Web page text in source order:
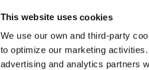
This website uses cookies
We use our own and third-party
to optimize our marketing
advertising and analytics partners